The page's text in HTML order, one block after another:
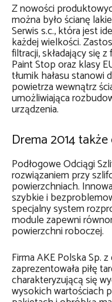
Z nowości
można było ścianę
Serwis s.c., która jest
każdej wielkości.
filtracji, składający się
Paint Stop oraz klasy
tłumik hałasu
powietrza wewnątrz
umożliwiająca
urządzenia.
Drema 2014
Podłogowe Odciągi
rozwiązaniem przy
powierzchniach.
szybkie i
specjalny system
module zapewni
powierzchni roboczej.
Firma AKE Polska Sp.
zaprezentowała piłę
charakteryzującą się
wysokich wartościach